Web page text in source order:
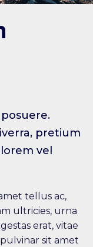
pretium
vel
tellus ac,
ultricies, urna
erat, vitae
sit amet